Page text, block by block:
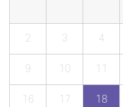
2 3 4
9 10 11
16 17 18